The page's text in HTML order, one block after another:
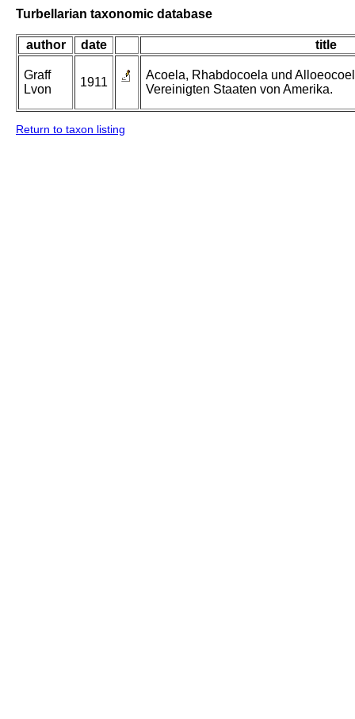
Turbellarian taxonomic database
author date title
Graff
Lvon
1911
Acoela, Rhabdocoela und
Vereinigten Staaten von Amerika.
Return to taxon listing